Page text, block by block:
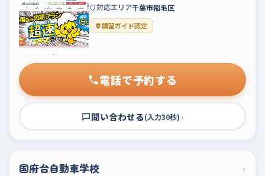
対応エリア千葉市稲毛区
講習ガイド認定
電話で予約する
問い合わせる(入力30秒) ›
国府台自動車学校 ›